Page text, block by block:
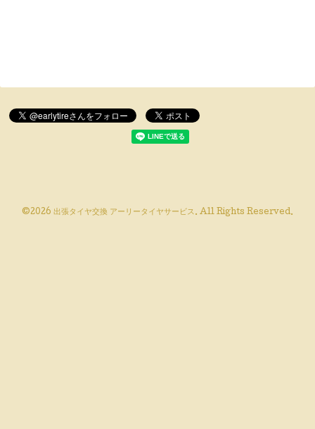
©2026 出張タイヤ交換 アーリータイヤサービス. All Rights Reserved.